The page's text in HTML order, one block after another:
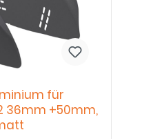
für
36mm +50mm,